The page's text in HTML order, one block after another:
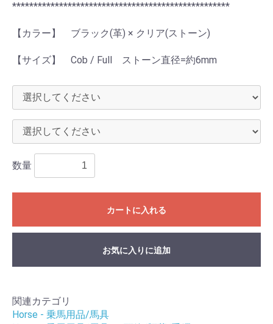
***************************************************
【カラー】 ブラック(革) × クリア(ストーン)
【サイズ】 Cob / Full ストーン直径=約6mm
数量
カートに入れる
お気に入りに追加
関連カテゴリ
Horse - 乗馬用品/馬具